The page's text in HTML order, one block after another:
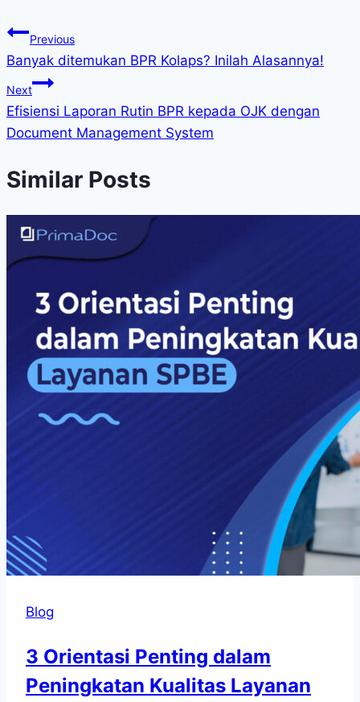
Previous
Banyak ditemukan BPR Kolaps? Inilah Alasannya!
Next
Efisiensi Laporan Rutin BPR kepada OJK dengan
Document Management System
Similar Posts
Blog
3 Orientasi Penting dalam
Peningkatan Kualitas Layanan